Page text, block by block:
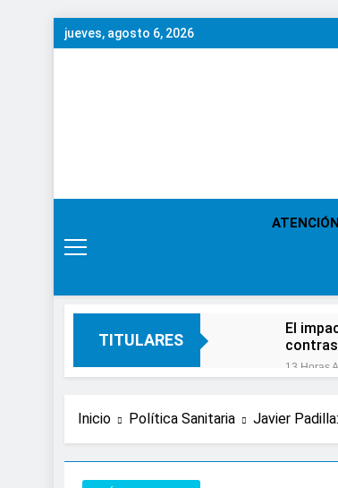
Saltar
al
jueves, agosto 6, 2026
TITULARES
El
13 Horas
en solo
Inicio Política Sanitaria Javier